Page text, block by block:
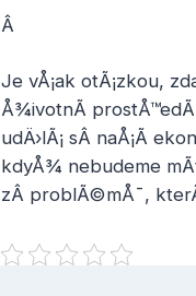
Â
Je vÅ¡ak otÃ¡zkou,
Å¾ivotnÃ­ prostÅ™edÃ­
udÄ›lÃ¡ sÂ naÅ¡Ã­
kdyÅ¾ nebudeme
zÂ problÃ©mÅ¯,